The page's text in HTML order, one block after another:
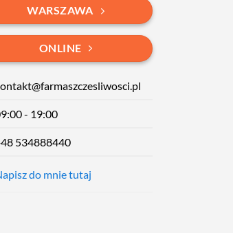
WARSZAWA
ONLINE
- 19:00
534888440
do mnie tutaj